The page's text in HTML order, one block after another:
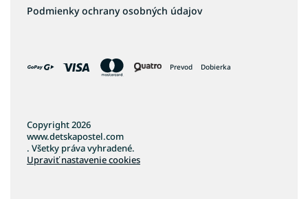
Podmienky ochrany osobných údajov
Prevod Dobierka
Copyright 2026
www.detskapostel.com
. Všetky práva vyhradené.
Upraviť nastavenie cookies